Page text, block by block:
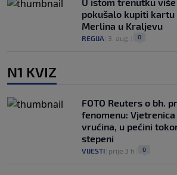
pokušalo kupiti kartu
Merlina u Kraljevu
REGIJA 3. aug. 0
N1 KVIZ
FOTO Reuters o bh.
fenomenu:
vrućina, u pećini
stepeni
VIJESTI prije 3 h 0